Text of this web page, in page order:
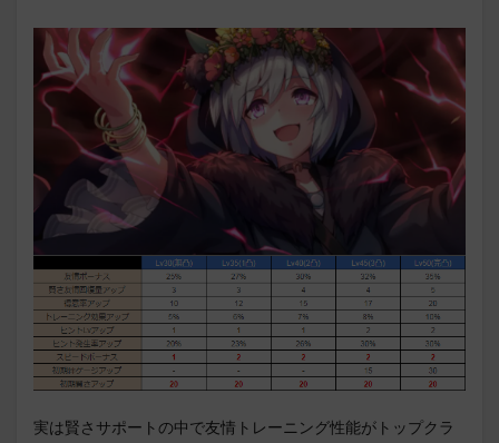
実は賢さサポートの中で友情トレーニング性能がトップクラ